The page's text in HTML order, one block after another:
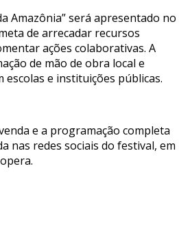
Amazônia” será apresentado no
de arrecadar recursos
ações colaborativas. A
de mão de obra local e
escolas e instituições públicas.
e a programação completa
nas redes sociais do festival, em